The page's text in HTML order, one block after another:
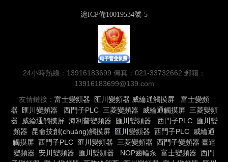
滬ICP備10019534號-5
24小時熱線：13916183699 傳真：021-33732662 郵箱：
13916183699@139.com
友情鏈接： 富士變頻器 匯川變頻器 威綸通觸摸屏
富士變頻
器
匯川變頻器 西門子PLC 三菱變頻器 威綸通觸摸屏 三菱變頻
器
威綸通觸摸屏 海利普變頻器 匯川變頻器 西門子PLC
匯川變
頻器
昆侖技創(chuàng)觸摸屏 匯川變頻器 西門子PLC 威綸通
觸摸屏 西門子PLC 匯川變頻器 三菱變頻器 西門子變頻器 臺達
變頻器 安川變頻器 匯川變頻器 NOP齒輪泵 富士變頻器 西門